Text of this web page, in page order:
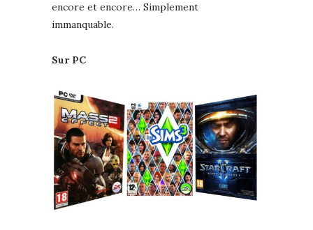
encore et encore… Simplement
immanquable.
Sur PC